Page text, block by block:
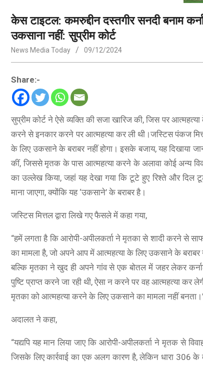
केस टाइटल: कमरुद्दीन दस्तगीर सनदी बनाम
उकसाना नहीं: सुप्रीम कोर्ट
News Media Today 09/12/2024
Share:-
सुप्रीम कोर्ट ने ऐसे व्यक्ति की सजा खारिज की, जिस पर
करने से इनकार करने पर आत्महत्या कर ली थी।जस्टिस पंकज
के लिए उकसाने के बराबर नहीं होगा। इसके बजाय, यह दिखाया
कीं, जिससे मृतक के पास आत्महत्या करने के अलावा कोई अन्य
का उल्लेख किया, जहां यह देखा गया कि टूटे हुए रिश्ते और दिल
माना जाएगा, क्योंकि यह ‘उकसाने’ के बराबर है।
जस्टिस मित्तल द्वारा लिखे गए फैसले में कहा गया,
“हमें लगता है कि आरोपी-अपीलकर्ता ने मृतका से शादी करने से
का मामला है, जो अपने आप में आत्महत्या के लिए उकसाने के बराबर
बल्कि मृतका ने खुद ही अपने गांव से एक बोतल में जहर लेकर
पुष्टि प्राप्त करने जा रही थी, ऐसा न करने पर वह आत्महत्या कर
मृतका को आत्महत्या करने के लिए उकसाने का मामला नहीं
अदालत ने कहा,
“यद्यपि यह मान लिया जाए कि आरोपी-अपीलकर्ता ने मृतक से
जिसके लिए कार्रवाई का एक अलग कारण है, लेकिन धारा 306 के
Charger| 50MP AI Camera | 90Hz
EMI/Additional Exchange Offers